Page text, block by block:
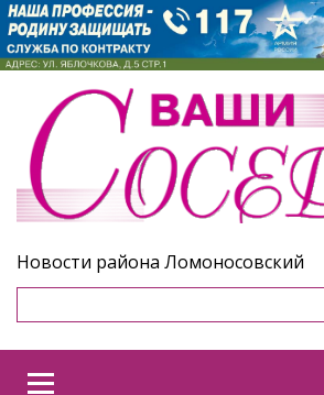
Новости района Ломоносовский